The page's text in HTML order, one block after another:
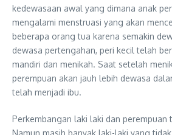
kedewasaan awal yang dimana anak
mengalami menstruasi yang akan
beberapa orang tua karena semakin
dewasa pertengahan, peri kecil telah
mandiri dan menikah. Saat setelah
perempuan akan jauh lebih dewasa
telah menjadi ibu.
Perkembangan laki laki dan perempuan
Namun masih banyak laki-laki yang